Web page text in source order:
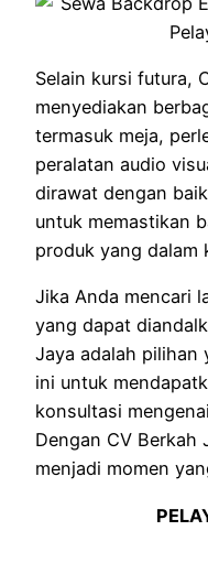
Selain kursi futura,
menyediakan
termasuk meja,
peralatan audio
dirawat dengan
untuk memastikan
produk yang dalam
Jika Anda mencari
yang dapat
Jaya adalah pilihan
ini untuk
konsultasi
Dengan CV Berkah
menjadi momen